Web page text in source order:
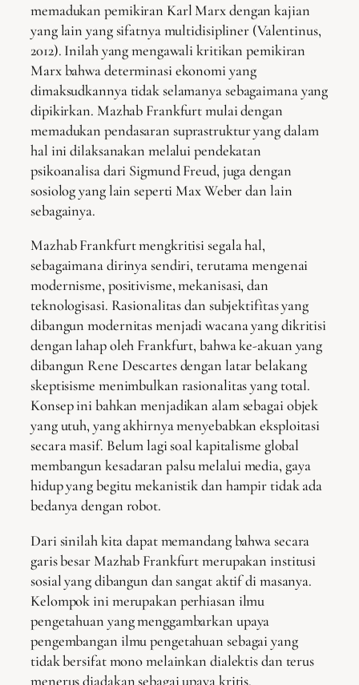
memadukan pemikiran Karl Marx dengan kajian
yang lain yang sifatnya multidisipliner (Valentinus,
2012). Inilah yang mengawali kritikan pemikiran
Marx bahwa determinasi ekonomi yang
dimaksudkannya tidak selamanya sebagaimana yang
dipikirkan. Mazhab Frankfurt mulai dengan
memadukan pendasaran suprastruktur yang dalam
hal ini dilaksanakan melalui pendekatan
psikoanalisa dari Sigmund Freud, juga dengan
sosiolog yang lain seperti Max Weber dan lain
sebagainya.
Mazhab Frankfurt mengkritisi segala hal,
sebagaimana dirinya sendiri, terutama mengenai
modernisme, positivisme, mekanisasi, dan
teknologisasi. Rasionalitas dan subjektifitas yang
dibangun modernitas menjadi wacana yang dikritisi
dengan lahap oleh Frankfurt, bahwa ke-akuan yang
dibangun Rene Descartes dengan latar belakang
skeptisisme menimbulkan rasionalitas yang total.
Konsep ini bahkan menjadikan alam sebagai objek
yang utuh, yang akhirnya menyebabkan eksploitasi
secara masif. Belum lagi soal kapitalisme global
membangun kesadaran palsu melalui media, gaya
hidup yang begitu mekanistik dan hampir tidak ada
bedanya dengan robot.
Dari sinilah kita dapat memandang bahwa secara
garis besar Mazhab Frankfurt merupakan institusi
sosial yang dibangun dan sangat aktif di masanya.
Kelompok ini merupakan perhiasan ilmu
pengetahuan yang menggambarkan upaya
pengembangan ilmu pengetahuan sebagai yang
tidak bersifat mono melainkan dialektis dan terus
menerus diadakan sebagai upaya kritis.